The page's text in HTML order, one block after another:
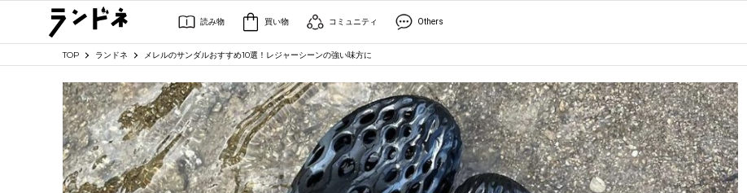
読み物 買い物 コミュニティ Others
TOP ランドネ メレルのサンダルおすすめ10選！レジャーシーンの強い味方に